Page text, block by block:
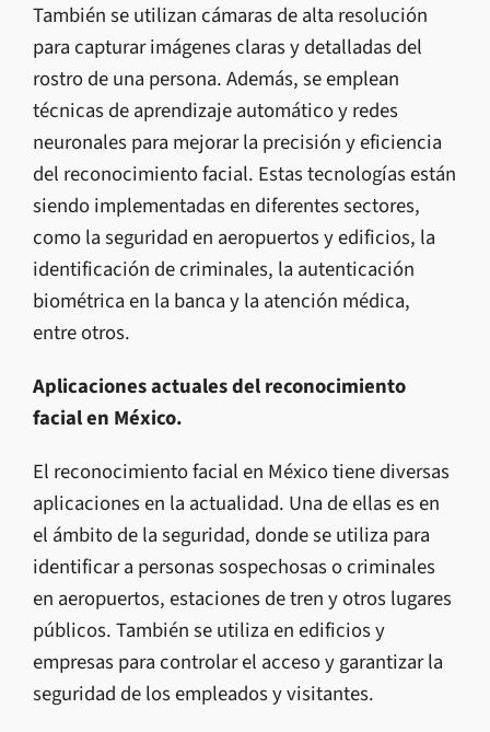
También se utilizan cámaras de alta resolución
para capturar imágenes claras y detalladas del
rostro de una persona. Además, se emplean
técnicas de aprendizaje automático y redes
neuronales para mejorar la precisión y eficiencia
del reconocimiento facial. Estas tecnologías están
siendo implementadas en diferentes sectores,
como la seguridad en aeropuertos y edificios, la
identificación de criminales, la autenticación
biométrica en la banca y la atención médica,
entre otros.
Aplicaciones actuales del reconocimiento
facial en México.
El reconocimiento facial en México tiene diversas
aplicaciones en la actualidad. Una de ellas es en
el ámbito de la seguridad, donde se utiliza para
identificar a personas sospechosas o criminales
en aeropuertos, estaciones de tren y otros lugares
públicos. También se utiliza en edificios y
empresas para controlar el acceso y garantizar la
seguridad de los empleados y visitantes.